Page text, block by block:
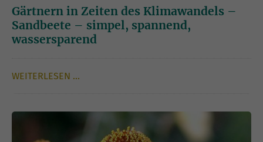
Gärtnern in Zeiten des Klimawandels –
Sandbeete – simpel, spannend,
wassersparend
WEITERLESEN …